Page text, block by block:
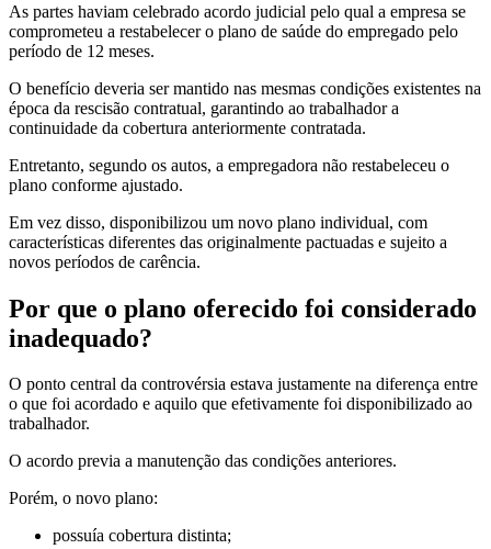
As partes haviam celebrado acordo judicial pelo qual a empresa se
comprometeu a restabelecer o plano de saúde do empregado pelo
período de 12 meses.
O benefício deveria ser mantido nas mesmas condições existentes na
época da rescisão contratual, garantindo ao trabalhador a
continuidade da cobertura anteriormente contratada.
Entretanto, segundo os autos, a empregadora não restabeleceu o
plano conforme ajustado.
Em vez disso, disponibilizou um novo plano individual, com
características diferentes das originalmente pactuadas e sujeito a
novos períodos de carência.
Por que o plano oferecido foi considerado
inadequado?
O ponto central da controvérsia estava justamente na diferença entre
o que foi acordado e aquilo que efetivamente foi disponibilizado ao
trabalhador.
O acordo previa a manutenção das condições anteriores.
Porém, o novo plano:
possuía cobertura distinta;